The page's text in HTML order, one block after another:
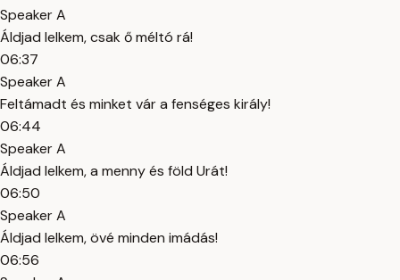
Speaker A
Áldjad lelkem, csak ő méltó rá!
06:37
Speaker A
Feltámadt és minket vár a fenséges király!
06:44
Speaker A
Áldjad lelkem, a menny és föld Urát!
06:50
Speaker A
Áldjad lelkem, övé minden imádás!
06:56